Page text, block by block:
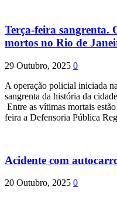
Terça-feira sangrenta.
mortos no Rio de
29 Outubro, 2025 0
A operação policial iniciada
sangrenta da história da
Entre as vítimas mortais
feira a Defensoria Pública
Acidente com
20 Outubro, 2025 0